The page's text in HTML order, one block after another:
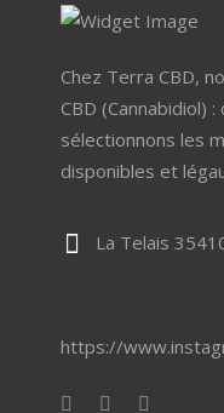
Chez Terra CBD,
CBD (Cannabidiol)
sélectionnons les
disponibles et
La Telais
https://